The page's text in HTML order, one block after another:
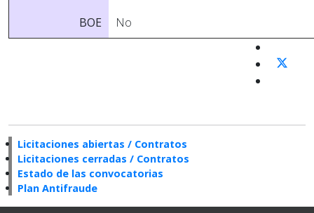
BOE No
Licitaciones abiertas / Contratos
Licitaciones cerradas / Contratos
Estado de las convocatorias
Plan Antifraude